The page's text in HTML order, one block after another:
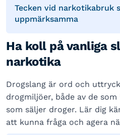
Tecken vid narkotikabruk
uppmärksamma
Ha koll på vanliga
narkotika
Drogslang är ord och
drogmiljöer, både av de
som säljer droger. Lär dig
att kunna fråga och agera